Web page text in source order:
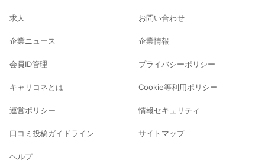
求人
企業ニュース
会員ID管理
キャリコネとは
運営ポリシー
口コミ投稿ガイドライン
ヘルプ
お問い合わせ
企業情報
プライバシーポリシー
Cookie等利用ポリシー
情報セキュリティ
サイトマップ